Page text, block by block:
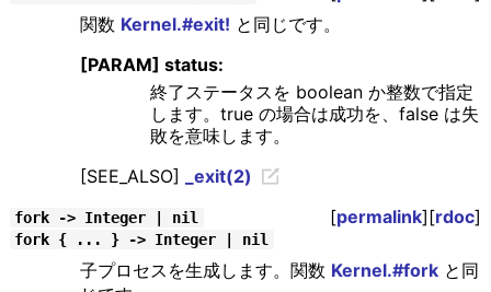
関数 Kernel.#exit! と同じです。
[PARAM] status:
終了ステータスを boolean か整数で指定
します。true の場合は成功を、false は失
敗を意味します。
[SEE_ALSO]
_exit(2)
fork -> Integer | nil [permalink][rdoc]
fork { ... } -> Integer | nil
子プロセスを生成します。関数 Kernel.#forkと同